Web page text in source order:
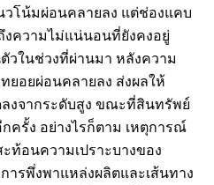
โน้มผ่อนคลายลง แต่ช่องแคบ
ความไม่แน่นอนที่ยังคงอยู่
วในช่วงที่ผ่านมา หลังความ
ยอยผ่อนคลายลง ส่งผลให้
งจากระดับสูง ขณะที่สินทรัพย์
ครั้ง อย่างไรก็ตาม เหตุการณ์
ท้อนความเปราะบางของ
ารพึ่งพาแหล่งผลิตและเส้นทาง